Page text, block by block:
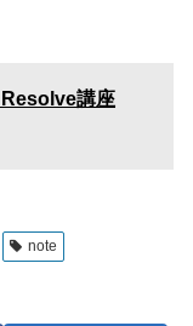
講座
note